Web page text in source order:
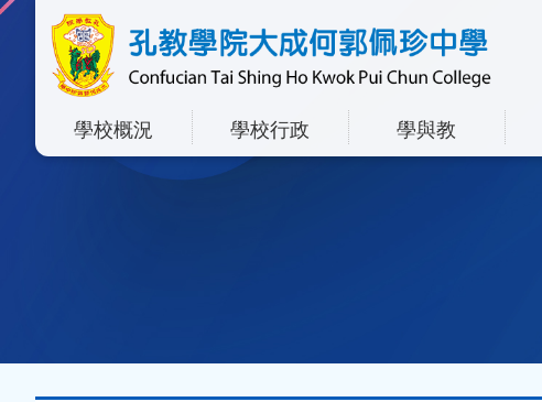
學校概況 學校行政 學與教